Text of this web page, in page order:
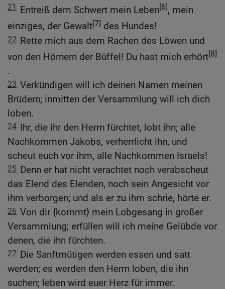
21 Entreiß dem Schwert mein Leben[6], mein
einziges, der Gewalt[7] des Hundes!
22 Rette mich aus dem Rachen des Löwen und
von den Hörnern der Büffel! Du hast mich erhört[8]
.
23 Verkündigen will ich deinen Namen meinen
Brüdern; inmitten der Versammlung will ich dich
loben.
24 Ihr, die ihr den Herrn fürchtet, lobt ihn; alle
Nachkommen Jakobs, verherrlicht ihn, und
scheut euch vor ihm, alle Nachkommen Israels!
25 Denn er hat nicht verachtet noch verabscheut
das Elend des Elenden, noch sein Angesicht vor
ihm verborgen; und als er zu ihm schrie, hörte er.
26 Von dir {kommt} mein Lobgesang in großer
Versammlung; erfüllen will ich meine Gelübde vor
denen, die ihn fürchten.
27 Die Sanftmütigen werden essen und satt
werden; es werden den Herrn loben, die ihn
suchen; leben wird euer Herz für immer.